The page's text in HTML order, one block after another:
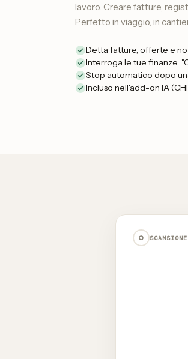
lavoro. Creare fatture,
Perfetto in viaggio, in
Detta fatture, offerte e
Interroga le tue finanze:
Stop automatico dopo
Incluso nell'add-on IA